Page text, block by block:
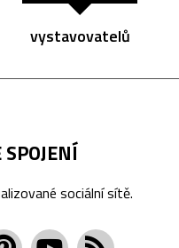
vystavovatelů
sociální sítě.